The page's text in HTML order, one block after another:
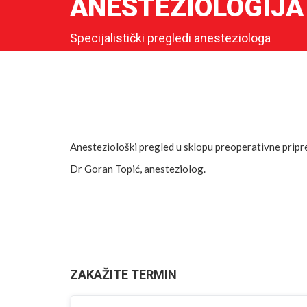
ANESTEZIOLOGIJA
Specijalistički pregledi anesteziologa
Anesteziološki pregled u sklopu preoperativne
Dr Goran Topić, anesteziolog.
ZAKAŽITE TERMIN